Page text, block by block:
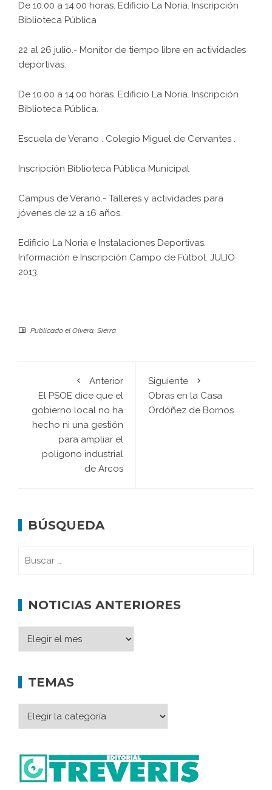
De 10.00 a 14.00 horas. Edificio La Noria. Inscripción
Biblioteca Pública
22 al 26 julio.- Monitor de tiempo libre en actividades
deportivas.
De 10.00 a 14.00 horas. Edificio La Noria. Inscripción
Biblioteca Pública.
Escuela de Verano . Colegio Miguel de Cervantes .
Inscripción Biblioteca Pública Municipal
Campus de Verano.- Talleres y actividades para
jóvenes de 12 a 16 años.
Edificio La Noria e Instalaciones Deportivas.
Información e Inscripción Campo de Fútbol. JULIO
2013.
Publicado el Olvera, Sierra
Anterior
El PSOE dice que el
gobierno local no ha
hecho ni una gestión
para ampliar el
polígono industrial
de Arcos
Siguiente
Obras en la Casa
Ordóñez de Bornos
BÚSQUEDA
NOTICIAS ANTERIORES
TEMAS